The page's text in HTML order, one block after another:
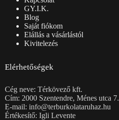
GY.I.K.
Blog
Saját fiókom
Elállás a vásárlástól
Kivitelezés
Elérhetőségek
Cég neve: Térkövező kft.
Cím: 2000 Szentendre, Ménes utca 7.
E-mail: info@terburkolataruhaz.hu
Értékesítő: Igli Levente